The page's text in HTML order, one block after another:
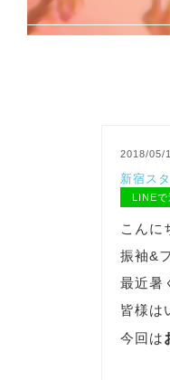
2018/05/
新宿ス
LINEで
こんに
振袖&
最近暑
皆様は
今回は